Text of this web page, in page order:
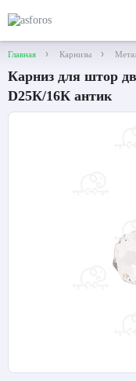
Главная Карнизы
Карниз для штор
D25К/16К антик